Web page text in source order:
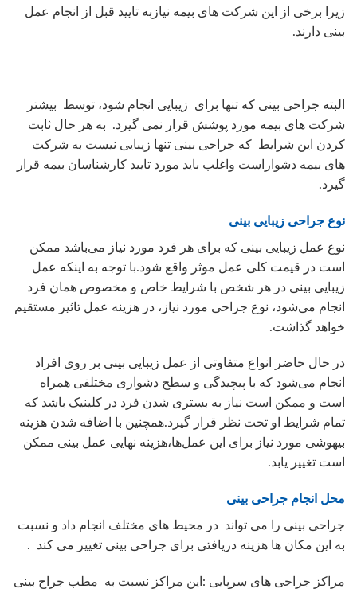
زیرا برخی از این شرکت های بیمه نیازبه تایید قبل از انجام عمل
بینی دارند.
البته جراحی بینی که تنها برای زیبایی انجام شود، توسط بیشتر
شرکت های بیمه مورد پوشش قرار نمی گیرد. به هر حال ثابت
کردن این شرایط که جراحی بینی تنها زیبایی نیست به شرکت
های بیمه دشواراست واغلب باید مورد تایید کارشناسان بیمه قرار
گیرد.
نوع جراحی زیبایی بینی
نوع عمل زیبایی بینی که برای هر فرد مورد نیاز می‌باشد ممکن
است در قیمت کلی عمل موثر واقع شود.با توجه به اینکه عمل
زیبایی بینی در هر شخص با شرایط خاص و مخصوص همان فرد
انجام می‌شود، نوع جراحی مورد نیاز، در هزینه عمل تاثیر مستقیم
خواهد گذاشت.
در حال حاضر انواع متفاوتی از عمل زیبایی بینی بر روی افراد
انجام می‌شود که با پیچیدگی و سطح دشواری مختلفی همراه
است و ممکن است نیاز به بستری شدن فرد در کلینیک باشد که
تمام شرایط او تحت نظر قرار گیرد.همچنین با اضافه شدن هزینه
بیهوشی مورد نیاز برای این عمل‌ها،هزینه نهایی عمل بینی ممکن
است تغییر یابد.
محل انجام جراحی بینی
جراحی بینی را می تواند در محیط های مختلف انجام داد و نسبت
به این مکان ها هزینه دریافتی برای جراحی بینی تغییر می کند .
مراکز جراحی های سرپایی :این مراکز نسبت به مطب جراح بینی